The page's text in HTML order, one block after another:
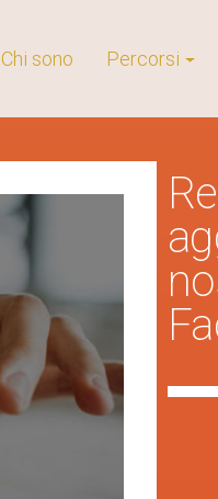
Chi sono Percorsi